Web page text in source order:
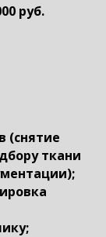
руб.
(снятие
ткани